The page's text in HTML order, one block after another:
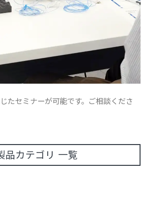
たセミナーが可能です。ご相談くださ
品カテゴリ 一覧